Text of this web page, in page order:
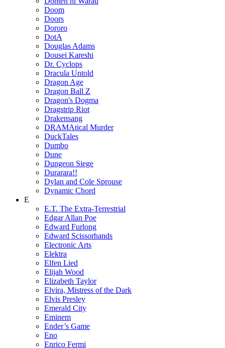
Doom
Doors
Dororo
DotA
Douglas Adams
Dousei Kareshi
Dr. Cyclops
Dracula Untold
Dragon Age
Dragon Ball Z
Dragon's Dogma
Dragstrip Riot
Drakensang
DRAMAtical Murder
DuckTales
Dumbo
Dune
Dungeon Siege
Durarara!!
Dylan and Cole Sprouse
Dynamic Chord
E
E.T. The Extra-Terrestrial
Edgar Allan Poe
Edward Furlong
Edward Scissorhands
Electronic Arts
Elektra
Elfen Lied
Elijah Wood
Elizabeth Taylor
Elvira, Mistress of the Dark
Elvis Presley
Emerald City
Eminem
Ender’s Game
Eno
Enrico Fermi